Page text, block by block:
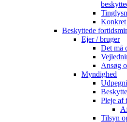
Beskyttede
Ejer / bruger
Det må
Ansøg
Myndighed
Pleje af
Tilsyn